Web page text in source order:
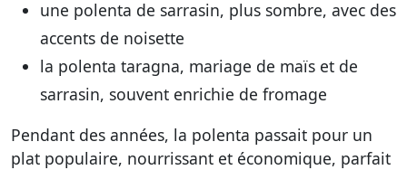
une polenta de sarrasin, plus sombre, avec des
accents de noisette
la polenta taragna, mariage de maïs et de
sarrasin, souvent enrichie de fromage
Pendant des années, la polenta passait pour un
plat populaire, nourrissant et économique, parfait